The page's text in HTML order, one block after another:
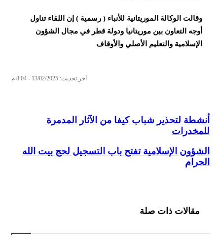
وقالت الوكالة الموريتانية للأنباء ( رسمية ) إن اللقاء تناول
أوجه التعاون بين موريتانيا ودولة قطر في مجال الشؤون
الإسلامية والتعليم الأصلي والأوقاف
آخر تحديث: 13/02/2025 - 8:04 م
أنشطة لتحذير شباب كيفا من الآثار المدمرة
للمخدرات
الشؤون الإسلامية تفتح باب التسجيل لحج بيت الله
الحرام
مقالات ذات صلة